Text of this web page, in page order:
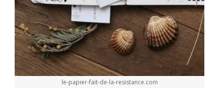
le-papier-fait-de-la-resistance.com